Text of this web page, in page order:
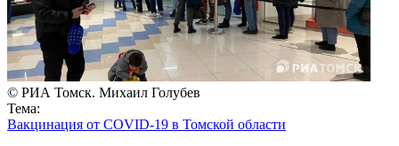
© РИА Томск. Михаил Голубев
Тема:
Вакцинация от COVID-19 в Томской области